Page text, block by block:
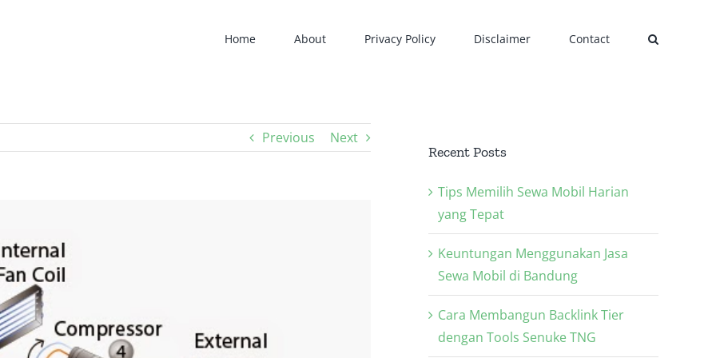
Home About Privacy Policy Disclaimer Contact
Previous Next
Recent Posts
Tips Memilih Sewa Mobil Harian
yang Tepat
Keuntungan Menggunakan Jasa
Sewa Mobil di Bandung
Cara Membangun Backlink Tier
dengan Tools Senuke TNG